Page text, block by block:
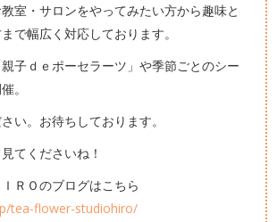
室・サロンをやってみたい方から趣味と
で幅広く対応しております。
子ｄｅポーセラーツ」や季節ごとのシー
。
い。お待ちしております。
てくださいね！
ＲＯのブログはこちら
tea-flower-studiohiro/